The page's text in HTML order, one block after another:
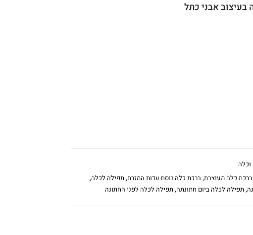
אבני כתל
וכלה
ברכת כלה מעוצבת,ברכת כלה נוסח עדות המזרח,תפילה לכלה,
,תפילה לכלה ביום חתונתה,תפילה לכלה לפני החתונה